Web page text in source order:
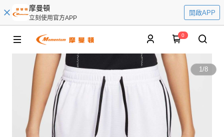
摩曼頓
立刻使用官方APP
開啟APP
0
1/8